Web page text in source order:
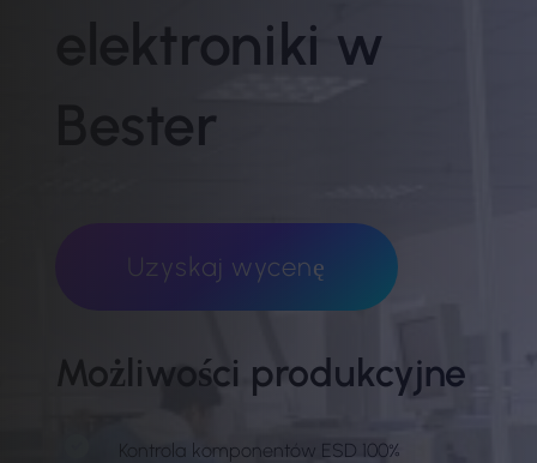
elektroniki w
Bester
Uzyskaj wycenę
Możliwości produkcyjne
Kontrola komponentów ESD 100%